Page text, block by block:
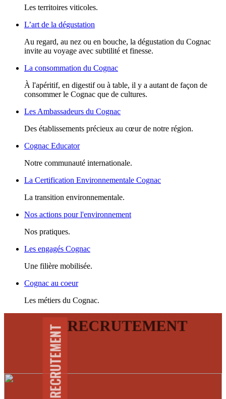
Les territoires viticoles.
L’art de la dégustation
Au regard, au nez ou en bouche, la dégustation du Cognac
invite au voyage avec subtilité et finesse.
La consommation du Cognac
À l'apéritif, en digestif ou à table, il y a autant de façon de
consommer le Cognac que de cultures.
Les Ambassadeurs du Cognac
Des établissements précieux au cœur de notre région.
Cognac Educator
Notre communauté internationale.
La Certification Environnementale Cognac
La transition environnementale.
Nos actions pour l'environnement
Nos pratiques.
Les engagés Cognac
Une filière mobilisée.
Cognac au coeur
Les métiers du Cognac.
RECRUTEMENTRECRUTEMENT